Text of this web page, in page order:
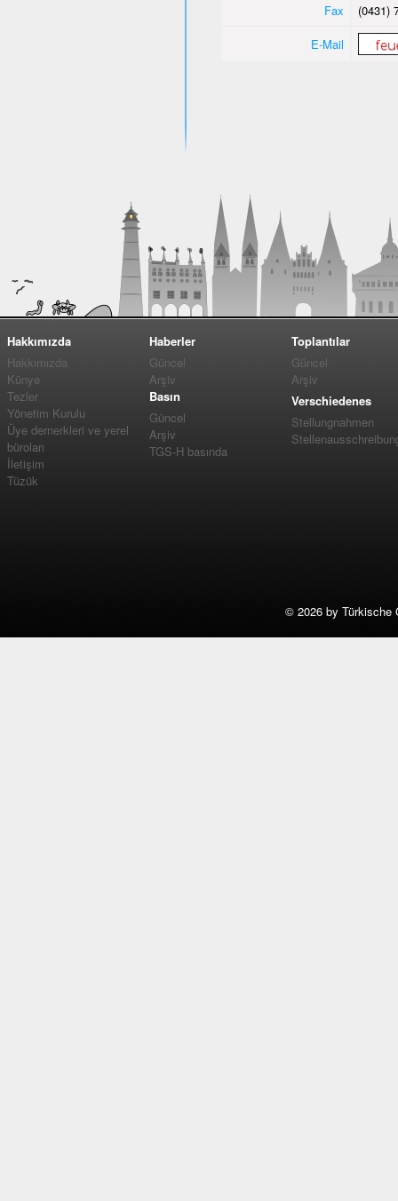
Fax
(0431)
E-Mail
Hakkımızda
Hakkımızda
Künye
Tezler
Yönetim Kurulu
Üye dernerkleri ve yerel
büroları
İletişim
Tüzük
Haberler
Güncel
Arşiv
Basın
Güncel
Arşiv
TGS-H basında
Toplantılar
Güncel
Arşiv
Verschiedenes
Stellungnahmen
© 2026 by Türkische